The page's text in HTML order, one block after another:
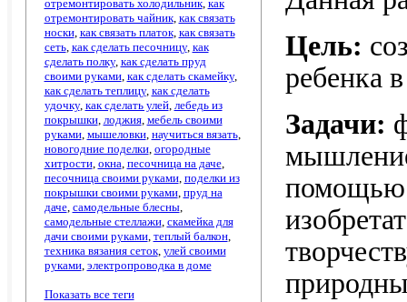
отремонтировать холодильник, как
отремонтировать чайник, как связать
носки, как связать платок, как связать
сеть, как сделать песочницу, как
сделать полку, как сделать пруд
своими руками, как сделать скамейку,
как сделать теплицу, как сделать
удочку, как сделать улей, лебедь из
покрышки, лоджия, мебель своими
руками, мышеловки, научиться вязать,
новогодние поделки, огородные
хитрости, окна, песочница на даче,
песочница своими руками, поделки из
покрышки своими руками, пруд на
даче, самодельные блесны,
самодельные стеллажи, скамейка для
дачи своими руками, теплый балкон,
техника вязания сеток, улей своими
руками, электропроводка в доме
Показать все теги
Цель:
ребенка
Задачи:
помощью